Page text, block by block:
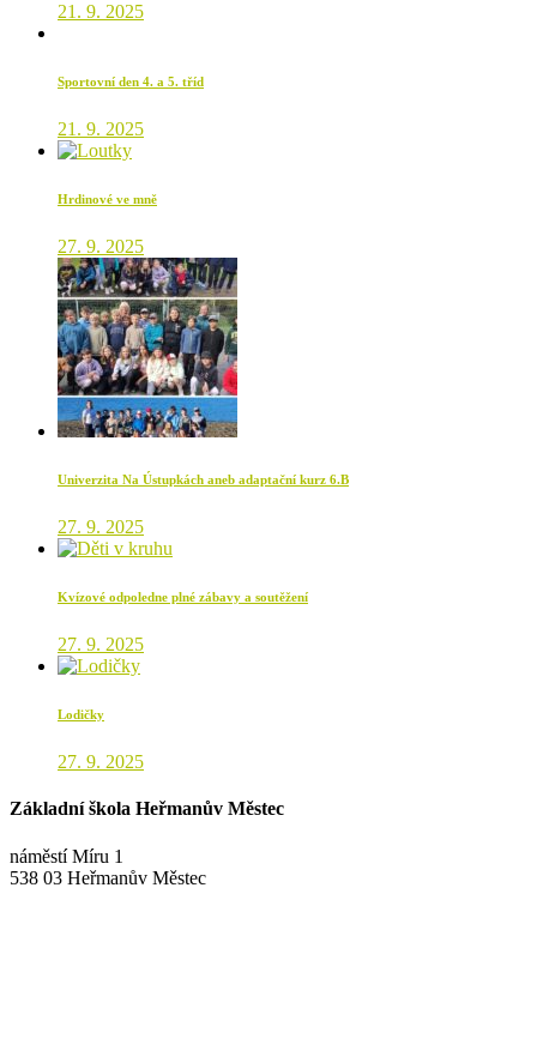
21. 9. 2025
Sportovní den 4. a 5. tříd
21. 9. 2025
Hrdinové ve mně
27. 9. 2025
Univerzita Na Ústupkách aneb adaptační kurz 6.B
27. 9. 2025
Kvízové odpoledne plné zábavy a soutěžení
27. 9. 2025
Lodičky
27. 9. 2025
Základní škola Heřmanův Městec
náměstí Míru 1
538 03 Heřmanův Městec